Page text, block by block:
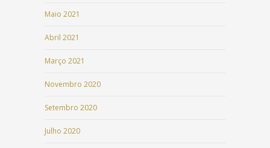
Maio 2021
Abril 2021
Março 2021
Novembro 2020
Setembro 2020
Julho 2020